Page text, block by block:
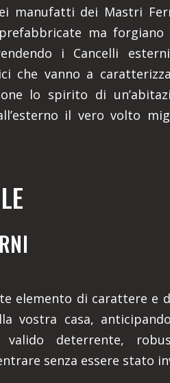
manufatti dei Mastri
ma forgiano
i Cancelli
che vanno a
lo spirito di
il vero volto
elemento di carattere e
vostra casa,
deterrente,
senza essere stato